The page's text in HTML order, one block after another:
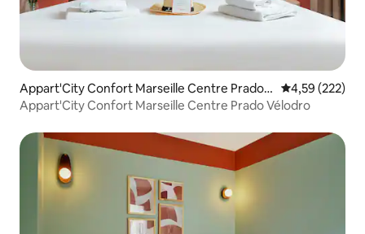
Appart'City Confort Marseille Centre Prado V
élodro
4,59 de uma
4,59 (222)
Appart'City Confort Marseille Centre Prado Vélodro